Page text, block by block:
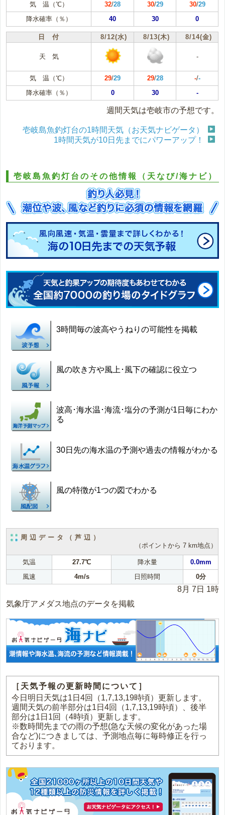
気 温（℃） 32/28 30/29 30/29
降水確率（％）
40 30 0
日 付 8/12(水) 8/13(木) 8/14(金)
天 気 -
気 温（℃） 29/29 29/28 -/-
降水確率（％）
0 30 -
週間天気は壱岐市の予想です。
壱岐島魚釣灯台の1時間天気（お天気ナビゲータ）
1時間天気が10日先までにパワーアップ！
壱岐島魚釣灯台のその他情報（天なび/海ナビ）
3時間毎の波高やうねりの可能性を掲載
風の吹き方や風上･風下の確認に役立つ
波高･海水温･海流･塩分の予測が1日毎にわか
る
30日先の海水温の予測や過去の情報がわかる
風の特徴が1つの図でわかる
周辺データ（芦辺）
（ポイントから 7 km地点）
気温 27.7℃ 降水量
0.0mm
風速
4m/s 日照時間 0分
8月 7日 1時
気象庁アメダス地点のデータを掲載
［天気予報の更新時間について］
今日明日天気は1日4回（1,7,13,19時頃）更新します。
週間天気の前半部分は1日4回（1,7,13,19時頃）、後半
部分は1日1回（4時頃）更新します。
※数時間先までの雨の予想(急な天候の変化があった場
合など)につきましては、予測地点毎に毎時修正を行っ
ております。